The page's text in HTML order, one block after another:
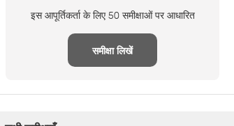
इस आपूर्तिकर्ता के लिए 50 समीक्षाओं पर आधारित
समीक्षा लिखें